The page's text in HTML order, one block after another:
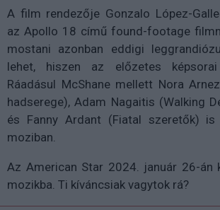
A film rendezője Gonzalo López-
az Apollo 18 című found-footage
mostani azonban eddigi
lehet, hiszen az előzetes
Ráadásul McShane mellett Nora
hadserege), Adam Nagaitis (Walking
és Fanny Ardant (Fiatal szeretők)
moziban.
Az American Star 2024. január 26-án
mozikba. Ti kíváncsiak vagytok rá?